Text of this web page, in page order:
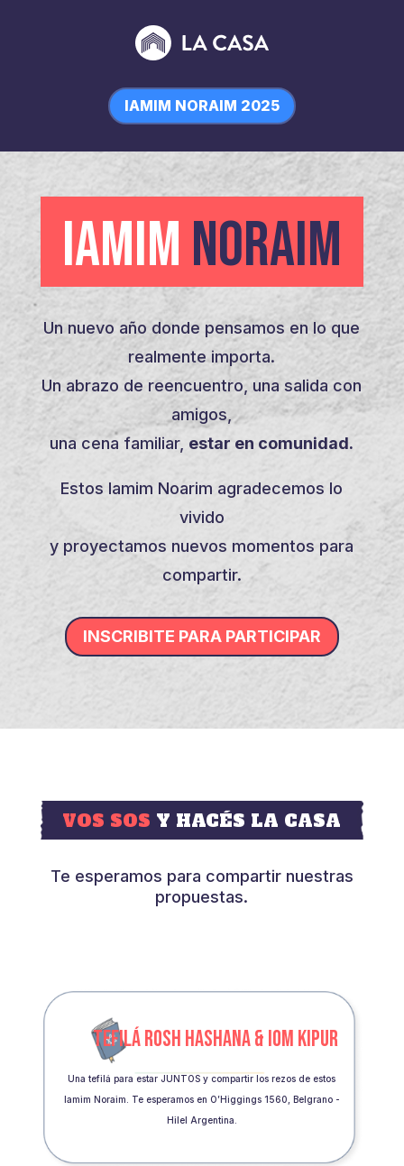
IAMIM NORAIM 2025
IAMIM NORAIM
Un nuevo año donde pensamos en lo que
realmente importa.
Un abrazo de reencuentro, una salida con
amigos,
una cena familiar, estar en comunidad.
Estos Iamim Noarim agradecemos lo
vivido
y proyectamos nuevos momentos para
compartir.
INSCRIBITE PARA PARTICIPAR
VOS SOS Y HACÉS LA CASA
Te esperamos para compartir nuestras
propuestas.
TEFILÁ ROSH HASHANA & IOM KIPUR
Una tefilá para estar JUNTOS y compartir los rezos de estos
Iamim Noraim. Te esperamos en O’Higgings 1560, Belgrano -
Hilel Argentina.